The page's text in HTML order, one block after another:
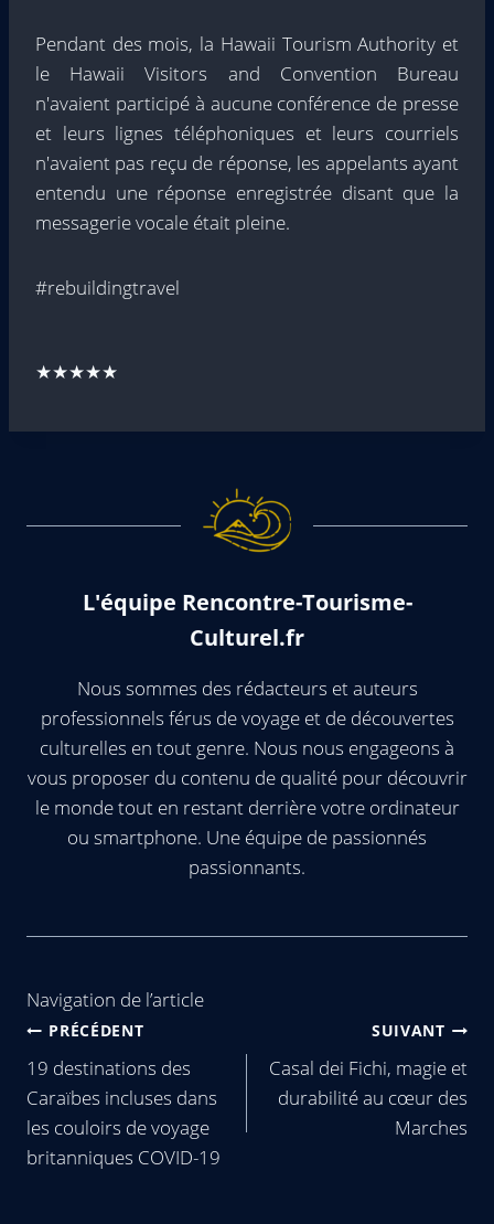
Pendant des mois, la Hawaii Tourism Authority et
le Hawaii Visitors and Convention Bureau
n'avaient participé à aucune conférence de presse
et leurs lignes téléphoniques et leurs courriels
n'avaient pas reçu de réponse, les appelants ayant
entendu une réponse enregistrée disant que la
messagerie vocale était pleine.
#rebuildingtravel
★★★★★
L'équipe Rencontre-Tourisme-
Culturel.fr
Nous sommes des rédacteurs et auteurs
professionnels férus de voyage et de découvertes
culturelles en tout genre. Nous nous engageons à
vous proposer du contenu de qualité pour découvrir
le monde tout en restant derrière votre ordinateur
ou smartphone. Une équipe de passionnés
passionnants.
Navigation de l’article
PRÉCÉDENT
19 destinations des
Caraïbes incluses dans
les couloirs de voyage
britanniques COVID-19
SUIVANT
Casal dei Fichi, magie et
durabilité au cœur des
Marches